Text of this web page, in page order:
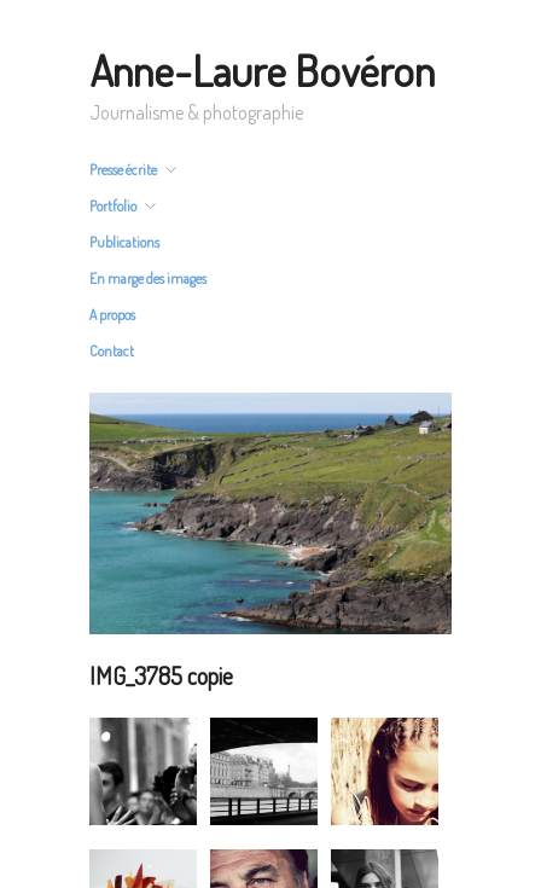
Anne-Laure Bovéron
Journalisme & photographie
Presse écrite
Portfolio
Publications
En marge des images
A propos
Contact
IMG_3785 copie